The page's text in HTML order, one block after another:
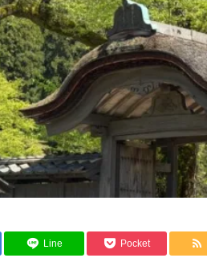
Line Pocket